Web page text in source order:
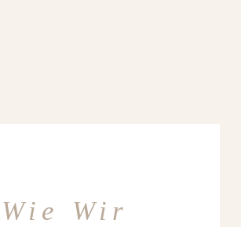
Wie Wir